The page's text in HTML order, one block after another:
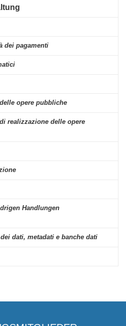
dei pagamenti
opere pubbliche
realizzazione delle opere
Handlungen
dati, metadati e banche dati